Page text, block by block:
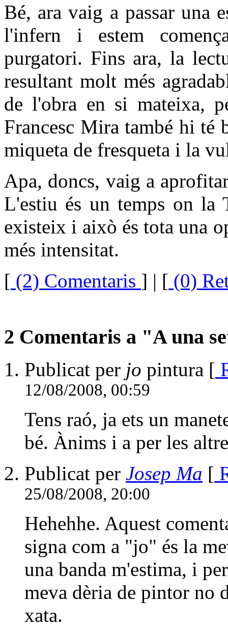
Bé, ara vaig a passar una
l'infern i estem
purgatori. Fins ara, la
resultant molt més
de l'obra en si mateixa,
Francesc Mira també hi té
miqueta de fresqueta i la
Apa, doncs, vaig a
L'estiu és un temps on la
existeix i això és tota una
més intensitat.
[ (2) Comentaris ] | [ (0)
2 Comentaris a "A una
Publicat per jo pintura [
12/08/2008, 00:59
Tens raó, ja ets un
bé. Ànims i a per les
Publicat per Josep Ma [
25/08/2008, 20:00
Hehehhe. Aquest
signa com a "jo" és la
una banda m'estima, i
meva dèria de pintor no
xata.